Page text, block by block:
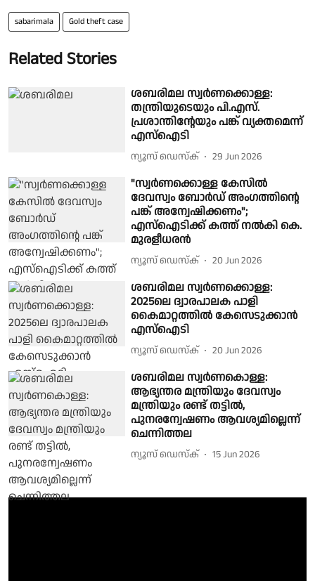
sabarimala Gold theft case
Related Stories
ശബരിമല സ്വർണക്കൊള്ള:
തന്ത്രിയുടെയും പി.എസ്.
പ്രശാന്തിൻ്റേയും പങ്ക് വ്യക്തമെന്ന്
എസ്ഐടി
ന്യൂസ് ഡെസ്ക് 29 Jun 2026
"സ്വർണക്കൊള്ള കേസിൽ
ദേവസ്വം ബോർഡ് അംഗത്തിൻ്റെ
പങ്ക് അന്വേഷിക്കണം";
എസ്ഐടിക്ക് കത്ത് നൽകി കെ.
മുരളീധരൻ
ന്യൂസ് ഡെസ്ക് 20 Jun 2026
ശബരിമല സ്വർണക്കൊള്ള:
2025ലെ ദ്വാരപാലക പാളി
കൈമാറ്റത്തില്‍ കേസെടുക്കാൻ
എസ്ഐടി
ന്യൂസ് ഡെസ്ക് 20 Jun 2026
ശബരിമല സ്വർണകൊള്ള:
ആഭ്യന്തര മന്ത്രിയും ദേവസ്വം
മന്ത്രിയും രണ്ട് തട്ടിൽ,
പുനരന്വേഷണം ആവശ്യമില്ലെന്ന്
ചെന്നിത്തല
ന്യൂസ് ഡെസ്ക് 15 Jun 2026